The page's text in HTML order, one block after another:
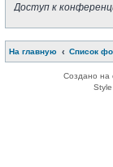
Доступ к
На главную Список
Создано на